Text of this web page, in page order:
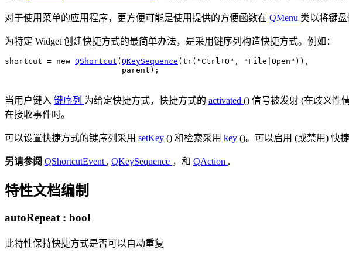
对于使用菜单的应用程序，更方便可能是使用提供的方便函数在 QMenu 类以将键
为特定 Widget 创建快捷方式的最简单办法，是采用键序列构造快捷方式。例如：
shortcut = new QShortcut ( QKeySequence (tr( "Ctrl+O" , "File|Open" )) ,
                         parent);
当用户键入 键序列 为给定快捷方式，快捷方式的 activated () 信号被发射 (在歧义性
在接收事件时。
可以设置快捷方式的键序列采用 setKey () 和检索采用 key ()。可以启用 (或禁用) 快
另请参阅 QShortcutEvent , QKeySequence ，和 QAction .
特性文档编制
autoRepeat : bool
此特性保持快捷方式是否可以自动重复